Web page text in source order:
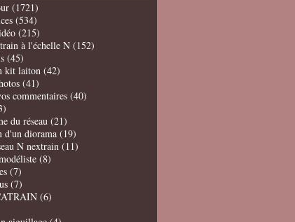
(1721)
(534)
(215)
à l'échelle N (152)
(45)
kit laiton (42)
(41)
commentaires (40)
du réseau (21)
d'un diorama (19)
N nextrain (11)
(8)
(7)
(7)
(6)